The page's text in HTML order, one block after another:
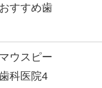
すすめ歯
ウスピー
科医院4